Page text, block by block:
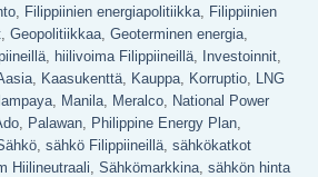
, Filippiinien energiapolitiikka, Filippiinien
, Geopolitiikkaa, Geoterminen energia,
, hiilivoima Filippiineillä, Investoinnit,
, Kaasukenttä, Kauppa, Korruptio, LNG
, Manila, Meralco, National Power
, Palawan, Philippine Energy Plan,
, sähkö Filippiineillä, sähkökatkot
Hiilineutraali, Sähkömarkkina, sähkön hinta